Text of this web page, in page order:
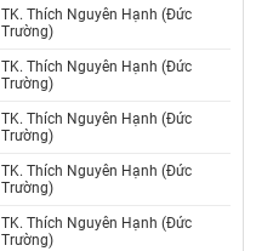
TK. Thích Nguyên Hạnh (Đức
Trường)
TK. Thích Nguyên Hạnh (Đức
Trường)
TK. Thích Nguyên Hạnh (Đức
Trường)
TK. Thích Nguyên Hạnh (Đức
Trường)
TK. Thích Nguyên Hạnh (Đức
Trường)